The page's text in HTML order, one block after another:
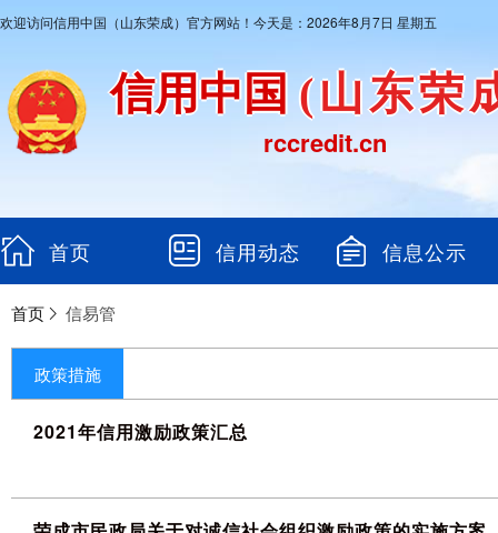
欢迎访问信用中国（山东荣成）官方网站！今天是：2026年8月7日 星期五
信用中国 (山东荣
rccredit.cn
首页 信用动态 信息公示
首页 信易管
政策措施
2021年信用激励政策汇总